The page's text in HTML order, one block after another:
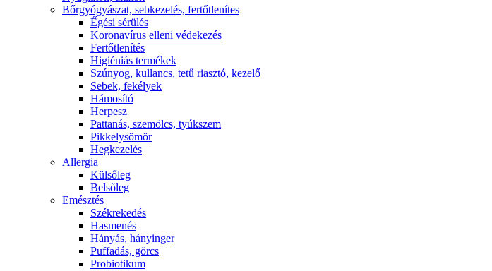
Bőrgyógyászat, sebkezelés, fertőtlenítes
É́gési sérülés
Koronavírus elleni védekezés
Fertőtlenítés
Higiéniás termékek
Szúnyog, kullancs, tetű riasztó, kezelő
Sebek, fekélyek
Hámosító
Herpesz
Pattanás, szemölcs, tyúkszem
Pikkelysömör
Hegkezelés
Allergia
Külsőleg
Belsőleg
Emésztés
Székrekedés
Hasmenés
Hányás, hányinger
Puffadás, görcs
Probiotikum